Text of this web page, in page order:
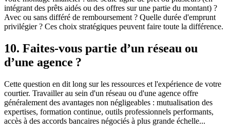
intégrant des prêts aidés ou des offres sur une partie du montant) ?
Avec ou sans différé de remboursement ? Quelle durée d'emprunt
privilégier ? Ces choix stratégiques peuvent faire toute la différence.
10. Faites-vous partie d’un réseau ou
d’une agence ?
Cette question en dit long sur les ressources et l'expérience de votre
courtier. Travailler au sein d'un réseau ou d'une agence offre
généralement des avantages non négligeables : mutualisation des
expertises, formation continue, outils professionnels performants,
accès à des accords bancaires négociés à plus grande échelle...